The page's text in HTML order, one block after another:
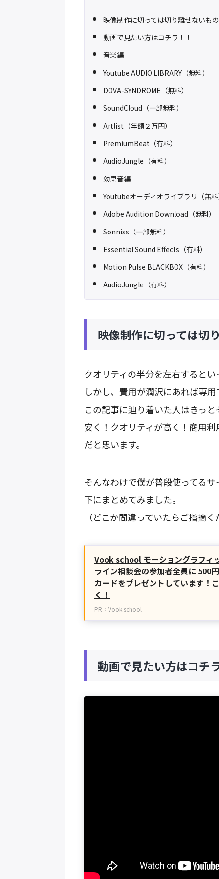
映像制作に切っては切り離せないも
動画で見たい方はコチラ！！
音楽編
Youtube AUDIO LIBRARY（無料）
DOVA-SYNDROME（無料）
SoundCloud（一部無料）
Artlist（年額２万円）
PremiumBeat（有料）
AudioJungle（有料）
効果音編
Youtubeオーディオライブラリ（無
Adobe Audition Download（無料）
Sonniss（一部無料）
Essential Sound Effects（有料）
Motion Pulse BLACKBOX（有料）
AudioJungle（有料）
映像制作に切っては切
クオリティの半分を左右すると
しかし、費用が潤沢にあれば専
この記事に辿り着いた人はきっ
安く！クオリティが高く！商用
だと思います。
そんなわけで僕が普段使ってる
下にまとめてみました。
（どこか間違っていたらご指摘
Vook school モーショングラフィ
ライン相談会の参加者全員に 500
カードをプレゼントしています！
く！
PR：Vook school
動画で見たい方はコチ